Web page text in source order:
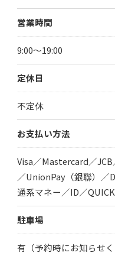
営業時間
9:00～19:00
定休日
不定休
お支払い方法
Visa／Mastercard／
／UnionPay（銀聯）／
通系マネー／ID／
駐車場
有（予約時にお知らせく